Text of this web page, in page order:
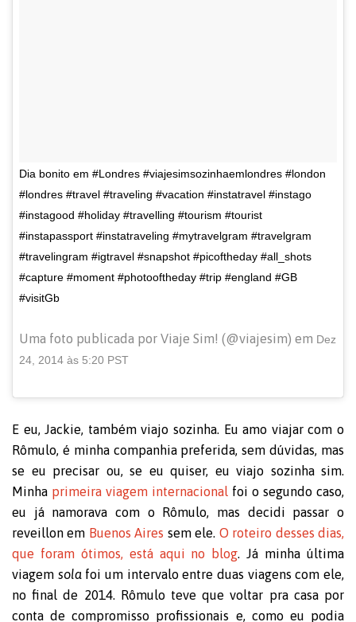
Dia bonito em #Londres #viajesimsozinhaemlondres #london
#londres #travel #traveling #vacation #instatravel #instago
#instagood #holiday #travelling #tourism #tourist
#instapassport #instatraveling #mytravelgram #travelgram
#travelingram #igtravel #snapshot #picoftheday #all_shots
#capture #moment #photooftheday #trip #england #GB
#visitGb
Uma foto publicada por Viaje Sim! (@viajesim) em Dez
24, 2014 às 5:20 PST
E eu, Jackie, também viajo sozinha. Eu amo viajar com o
Rômulo, é minha companhia preferida, sem dúvidas, mas
se eu precisar ou, se eu quiser, eu viajo sozinha sim.
Minha primeira viagem internacional foi o segundo caso,
eu já namorava com o Rômulo, mas decidi passar o
reveillon em Buenos Aires sem ele. O roteiro desses dias,
que foram ótimos, está aqui no blog. Já minha última
viagem solafoi um intervalo entre duas viagens com ele,
no final de 2014. Rômulo teve que voltar pra casa por
conta de compromisso profissionais e, como eu podia